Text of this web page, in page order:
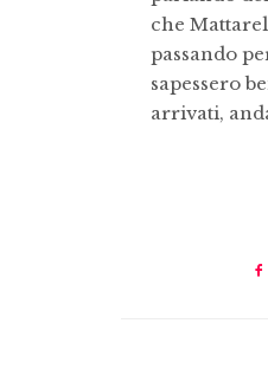
che
passando
sapessero
arrivati,